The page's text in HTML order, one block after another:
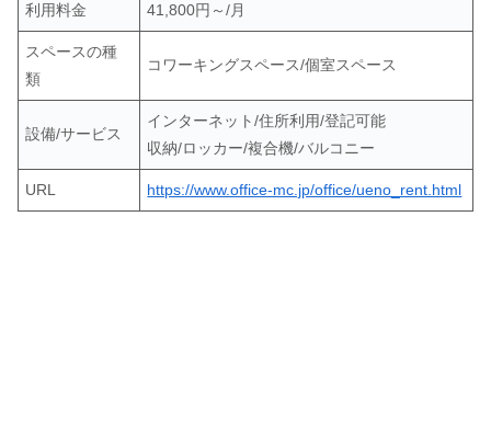
利用料金 41,800円～/月
スペースの種
類
コワーキングスペース/個室スペース
設備/サービス
インターネット/住所利用/登記可能
収納/ロッカー/複合機/バルコニー
URL https://www.office-mc.jp/office/ueno_rent.html